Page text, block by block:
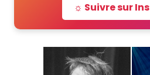
☼ Suivre sur